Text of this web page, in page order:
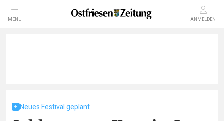
MENÜ ANMELDEN
Neues Festival geplant